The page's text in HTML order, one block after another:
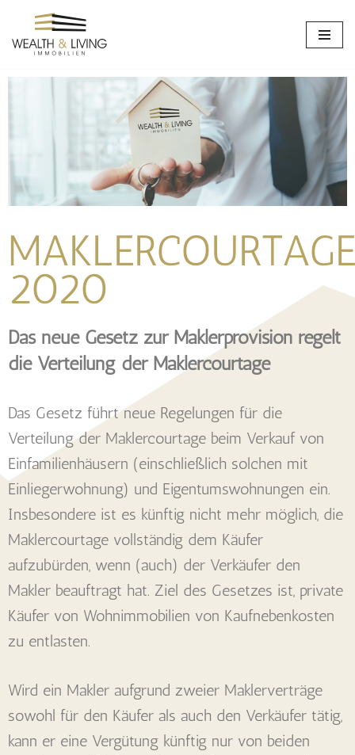
Zum
2020
Das neue Gesetz zur Maklerprovision regelt
die Verteilung der Maklercourtage
Das Gesetz führt neue Regelungen für die
Verteilung der Maklercourtage beim Verkauf von
Einfamilienhäusern (einschließlich solchen mit
Einliegerwohnung) und Eigentumswohnungen ein.
Insbesondere ist es künftig nicht mehr möglich, die
Maklercourtage vollständig dem Käufer
aufzubürden, wenn (auch) der Verkäufer den
Makler beauftragt hat. Ziel des Gesetzes ist, private
Käufer von Wohnimmobilien von Kaufnebenkosten
zu entlasten.
Wird ein Makler aufgrund zweier Maklerverträge
sowohl für den Käufer als auch den Verkäufer tätig,
kann er eine Vergütung künftig nur von beiden